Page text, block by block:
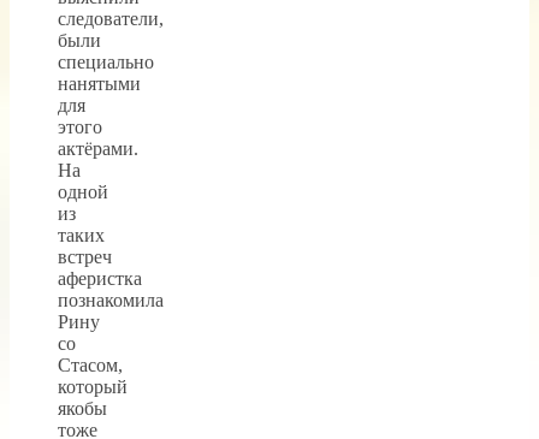
следователи,
были
специально
нанятыми
для
этого
актёрами.
На
одной
из
таких
встреч
аферистка
познакомила
Рину
со
Стасом,
который
якобы
тоже